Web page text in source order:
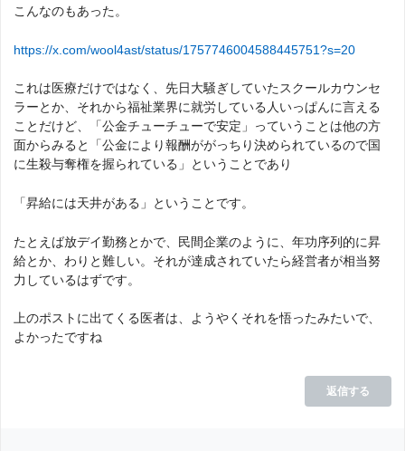
こんなのもあった。
https://x.com/wool4ast/status/1757746004588445751?s=20
これは医療だけではなく、先日大騒ぎしていたスクールカウンセ
ラーとか、それから福祉業界に就労している人いっぱんに言える
ことだけど、「公金チューチューで安定」っていうことは他の方
面からみると「公金により報酬ががっちり決められているので国
に生殺与奪権を握られている」ということであり
「昇給には天井がある」ということです。
たとえば放デイ勤務とかで、民間企業のように、年功序列的に昇
給とか、わりと難しい。それが達成されていたら経営者が相当努
力しているはずです。
上のポストに出てくる医者は、ようやくそれを悟ったみたいで、
よかったですね
返信する